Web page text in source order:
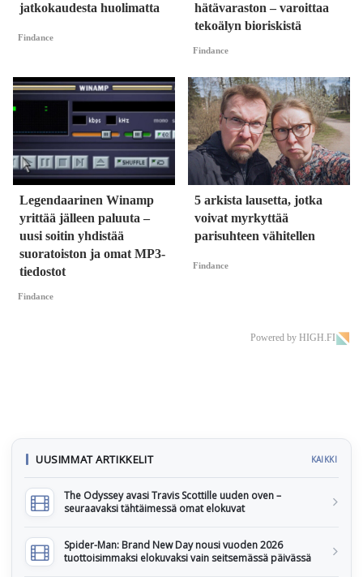
jatkokaudesta huolimatta
Findance
hätävaraston – varoittaa
tekoälyn bioriskistä
Findance
Legendaarinen Winamp
yrittää jälleen paluuta –
uusi soitin yhdistää
suoratoiston ja omat MP3-
tiedostot
Findance
5 arkista lausetta, jotka
voivat myrkyttää
parisuhteen vähitellen
Findance
Powered by HIGH.FI
UUSIMMAT ARTIKKELIT KAIKKI
The Odyssey avasi Travis Scottille uuden oven –
seuraavaksi tähtäimessä omat elokuvat
Spider-Man: Brand New Day nousi vuoden 2026
tuottoisimmaksi elokuvaksi vain seitsemässä päivässä